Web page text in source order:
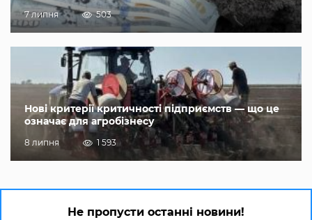
7 липня 503
Нові критерії критичності підприємств — що це
означає для агробізнесу
8 липня 1 593
Не пропусти останні новини!